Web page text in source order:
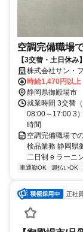
空調完備職場
【3交替・土日休み】
株式会社サン・
時給1,470円以上
静岡県御殿場市
就業時間 3交替
08:00～17:00 3
時間
空調完備職場で
検品業務 静岡県
二日制 e ラーニ
車通勤OK 週払いOK
正社員